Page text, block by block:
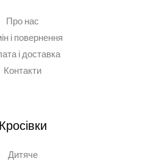
Про нас
і повернення
і доставка
Контакти
Кросівки
Дитяче